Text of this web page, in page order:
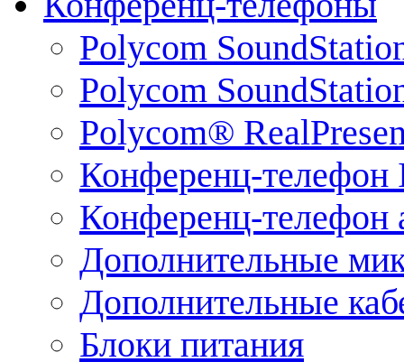
Polycom
Polycom
Polycom®
Конференц-телефон
Конференц-телефон
Дополнительные
Дополнительные
Блоки питания